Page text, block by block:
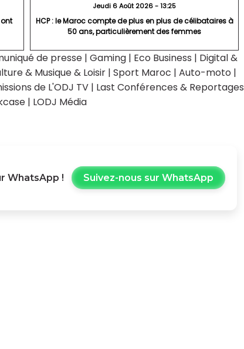
Jeudi 6 Août 2026 - 13:25
HCP : le Maroc compte de plus en plus de célibataires à
50 ans, particulièrement des femmes
de presse | Gaming | Eco Business | Digital &
& Musique & Loisir | Sport Maroc | Auto-moto |
de L'ODJ TV | Last Conférences & Reportages
| LODJ Média
WhatsApp ! Suivez-nous sur WhatsApp